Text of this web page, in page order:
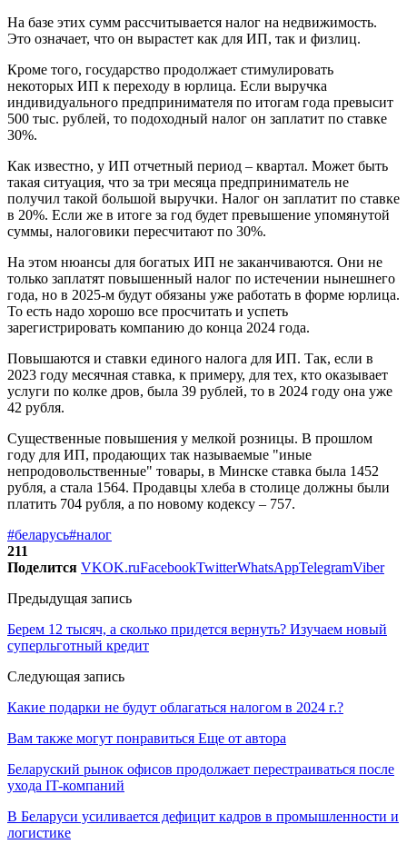
На базе этих сумм рассчитывается налог на недвижимость.
Это означает, что он вырастет как для ИП, так и физлиц.
Кроме того, государство продолжает стимулировать
некоторых ИП к переходу в юрлица. Если выручка
индивидуального предпринимателя по итогам года превысит
500 тыс. рублей, то подоходный налог он заплатит по ставке
30%.
Как известно, у ИП отчетный период – квартал. Может быть
такая ситуация, что за три месяца предприниматель не
получил такой большой выручки. Налог он заплатит по ставке
в 20%. Если же в итоге за год будет превышение упомянутой
суммы, налоговики пересчитают по 30%.
На этом нюансы для богатых ИП не заканчиваются. Они не
только заплатят повышенный налог по истечении нынешнего
года, но в 2025-м будут обязаны уже работать в форме юрлица.
То есть надо хорошо все просчитать и успеть
зарегистрировать компанию до конца 2024 года.
Повышаются и ставки единого налога для ИП. Так, если в
2023 году месячная ставка, к примеру, для тех, кто оказывает
услуги по колке дров, была 39 рублей, то в 2024 году она уже
42 рубля.
Существенные повышения у мелкой розницы. В прошлом
году для ИП, продающих так называемые "иные
непродовольственные" товары, в Минске ставка была 1452
рубля, а стала 1564. Продавцы хлеба в столице должны были
платить 704 рубля, а по новому кодексу – 757.
#беларусь#налог
211
Поделится VKOK.ruFacebookTwitterWhatsAppTelegramViber
Предыдущая запись
Берем 12 тысяч, а сколько придется вернуть? Изучаем новый
суперльготный кредит
Следующая запись
Какие подарки не будут облагаться налогом в 2024 г.?
Вам также могут понравиться Еще от автора
Беларуский рынок офисов продолжает перестраиваться после
ухода IT-компаний
В Беларуси усиливается дефицит кадров в промышленности и
логистике